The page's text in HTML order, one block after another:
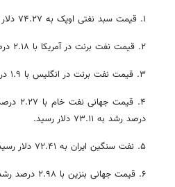
۱. قیمت سبد نفتی اوپک به ۷۴.۲۷ دلار رسید.
۲. قیمت نفت برنت در آمریکا با ۲.۱۸ درصد رشد به ۷۶.۹۴ دلار رسید.
۳. قیمت نفت برنت در انگلیس با ۱.۹ درصد رشد به ۷۶.۸ دلار رسید.
درصد رشد به ۷۳.۱۱ دلار رسید.
۵. نفت سنگین ایران به ۷۲.۴۱ دلار رسید.
۶. قیمت جهانی بنزین با ۲.۹۸ درصد رشد به ۲.۴۵۵۷ دلار رسید.